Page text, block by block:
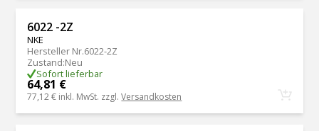
6022 -2Z
NKE
Hersteller Nr.6022-2Z
Zustand:Neu
Sofort lieferbar
64,81 €
77,12 € inkl. MwSt. zzgl.Versandkosten